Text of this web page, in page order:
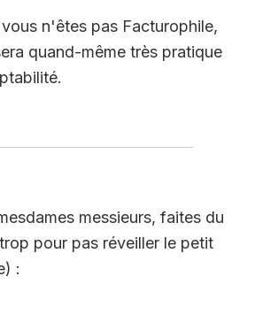
n'êtes pas Facturophile,
quand-même très pratique
messieurs, faites du
pour pas réveiller le petit
: